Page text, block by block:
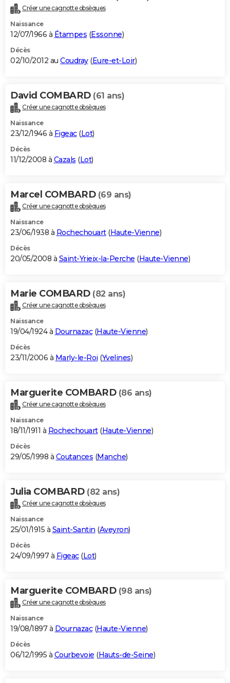
Créer une cagnotte obsèques
Naissance
12/07/1966 à Étampes (Essonne)
Décès
02/10/2012 au Coudray(Eure-et-Loir)
David COMBARD (61 ans)
Créer une cagnotte obsèques
Naissance
23/12/1946 à Figeac(Lot)
Décès
11/12/2008 à Cazals (Lot)
Marcel COMBARD (69 ans)
Créer une cagnotte obsèques
Naissance
23/06/1938 à Rochechouart(Haute-Vienne)
Décès
20/05/2008 à Saint-Yrieix-la-Perche (Haute-Vienne)
Marie COMBARD (82 ans)
Créer une cagnotte obsèques
Naissance
19/04/1924 à Dournazac(Haute-Vienne)
Décès
23/11/2006 à Marly-le-Roi (Yvelines)
Marguerite COMBARD (86 ans)
Créer une cagnotte obsèques
Naissance
18/11/1911 à Rochechouart(Haute-Vienne)
Décès
29/05/1998 à Coutances (Manche)
Julia COMBARD (82 ans)
Créer une cagnotte obsèques
Naissance
25/01/1915 à Saint-Santin (Aveyron)
Décès
24/09/1997 à Figeac(Lot)
Marguerite COMBARD (98 ans)
Créer une cagnotte obsèques
Naissance
19/08/1897 à Dournazac(Haute-Vienne)
Décès
06/12/1995 à Courbevoie (Hauts-de-Seine)